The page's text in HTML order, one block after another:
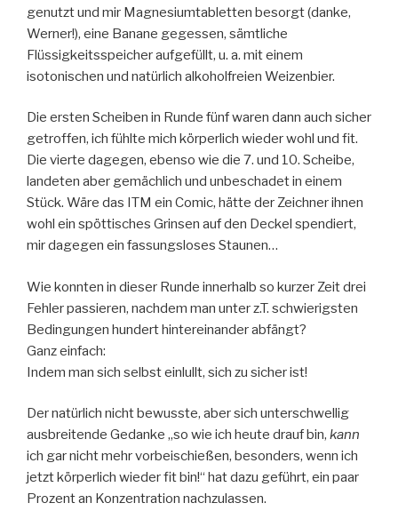
genutzt und mir Magnesiumtabletten besorgt (danke,
Werner!), eine Banane gegessen, sämtliche
Flüssigkeitsspeicher aufgefüllt, u. a. mit einem
isotonischen und natürlich alkoholfreien Weizenbier.
Die ersten Scheiben in Runde fünf waren dann auch sicher
getroffen, ich fühlte mich körperlich wieder wohl und fit.
Die vierte dagegen, ebenso wie die 7. und 10. Scheibe,
landeten aber gemächlich und unbeschadet in einem
Stück. Wäre das ITM ein Comic, hätte der Zeichner ihnen
wohl ein spöttisches Grinsen auf den Deckel spendiert,
mir dagegen ein fassungsloses Staunen…
Wie konnten in dieser Runde innerhalb so kurzer Zeit drei
Fehler passieren, nachdem man unter z.T. schwierigsten
Bedingungen hundert hintereinander abfängt?
Ganz einfach:
Indem man sich selbst einlullt, sich zu sicher ist!
Der natürlich nicht bewusste, aber sich unterschwellig
ausbreitende Gedanke „so wie ich heute drauf bin, kann
ich gar nicht mehr vorbeischießen, besonders, wenn ich
jetzt körperlich wieder fit bin!“ hat dazu geführt, ein paar
Prozent an Konzentration nachzulassen.